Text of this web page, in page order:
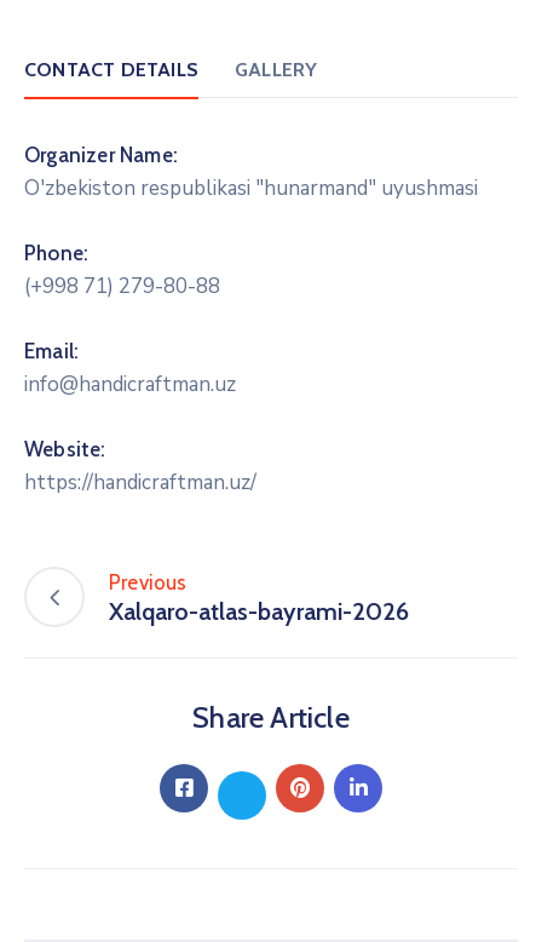
CONTACT DETAILS GALLERY
Organizer Name:
O'zbekiston respublikasi "hunarmand" uyushmasi
Phone:
(+998 71) 279-80-88
Email:
info@handicraftman.uz
Website:
https://handicraftman.uz/
Previous
Xalqaro-atlas-bayrami-2026
Share Article